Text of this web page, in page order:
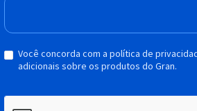
Você concorda com a política de
adicionais sobre os produtos do Gran.